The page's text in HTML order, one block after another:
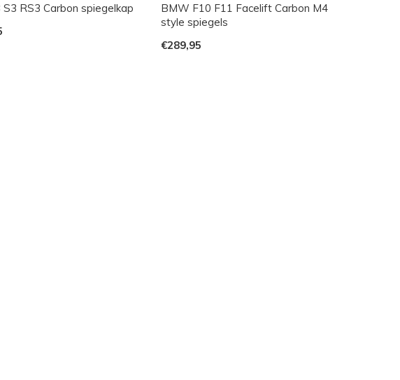
S3 RS3 Carbon spiegelkap
BMW F10 F11 Facelift Carbon M4
style spiegels
€289,95